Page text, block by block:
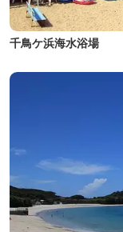
千鳥ケ浜海水浴場